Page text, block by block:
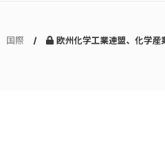
国際 欧州化学工業連盟、化学